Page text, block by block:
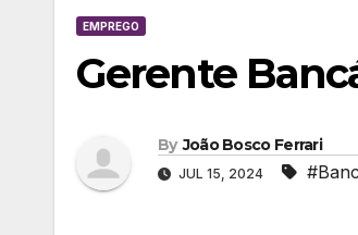
EMPREGO
Gerente
By João Bosco Ferrari
JUL 15, 2024